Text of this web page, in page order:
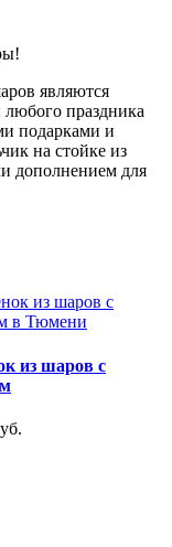
являются
праздника
подарками и
на стойке из
дополнением для
из шаров с